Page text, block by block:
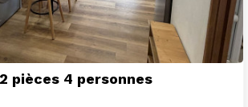
pièces 4 personnes